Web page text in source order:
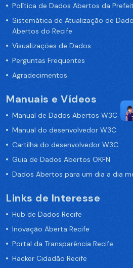
Política de Dados Abertos da
Sistemática de Atualização de
Abertos do Recife
Visualizações de Dados
Perguntas Frequentes
Agradecimentos
Manuais e Vídeos
Manual de Dados Abertos W3C
Manual do desenvolvedor W3C
Cartilha do desenvolvedor W3C
Guia de Dados Abertos OKFN
Dados Abertos para um dia a dia
Links de Interesse
Hub de Dados Recife
Inovação Aberta Recife
Portal da Transparência Recife
Hacker Cidadão Recife